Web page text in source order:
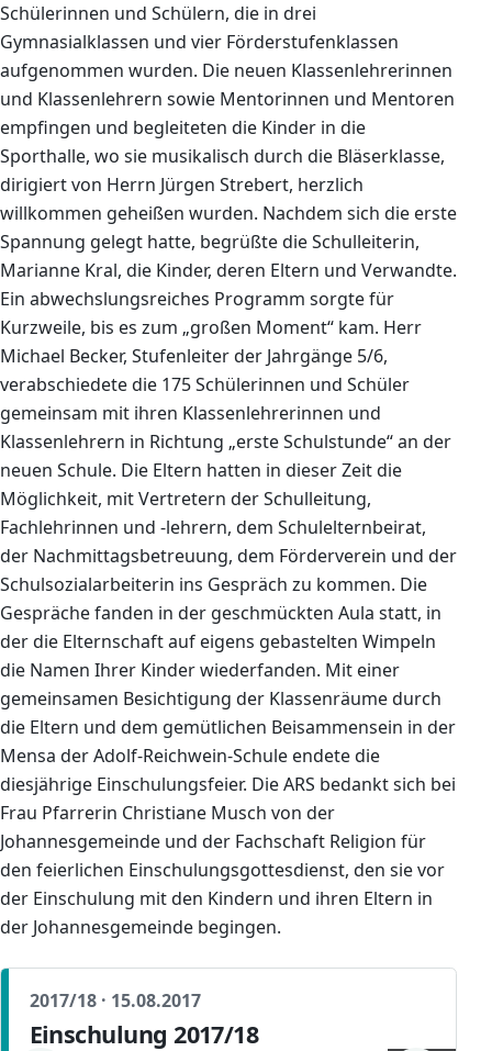
Schülerinnen und Schülern, die in drei
Gymnasialklassen und vier Förderstufenklassen
aufgenommen wurden. Die neuen Klassenlehrerinnen
und Klassenlehrern sowie Mentorinnen und Mentoren
empfingen und begleiteten die Kinder in die
Sporthalle, wo sie musikalisch durch die Bläserklasse,
dirigiert von Herrn Jürgen Strebert, herzlich
willkommen geheißen wurden. Nachdem sich die erste
Spannung gelegt hatte, begrüßte die Schulleiterin,
Marianne Kral, die Kinder, deren Eltern und Verwandte.
Ein abwechslungsreiches Programm sorgte für
Kurzweile, bis es zum „großen Moment“ kam. Herr
Michael Becker, Stufenleiter der Jahrgänge 5/6,
verabschiedete die 175 Schülerinnen und Schüler
gemeinsam mit ihren Klassenlehrerinnen und
Klassenlehrern in Richtung „erste Schulstunde“ an der
neuen Schule. Die Eltern hatten in dieser Zeit die
Möglichkeit, mit Vertretern der Schulleitung,
Fachlehrinnen und -lehrern, dem Schulelternbeirat,
der Nachmittagsbetreuung, dem Förderverein und der
Schulsozialarbeiterin ins Gespräch zu kommen. Die
Gespräche fanden in der geschmückten Aula statt, in
der die Elternschaft auf eigens gebastelten Wimpeln
die Namen Ihrer Kinder wiederfanden. Mit einer
gemeinsamen Besichtigung der Klassenräume durch
die Eltern und dem gemütlichen Beisammensein in der
Mensa der Adolf-Reichwein-Schule endete die
diesjährige Einschulungsfeier. Die ARS bedankt sich bei
Frau Pfarrerin Christiane Musch von der
Johannesgemeinde und der Fachschaft Religion für
den feierlichen Einschulungsgottesdienst, den sie vor
der Einschulung mit den Kindern und ihren Eltern in
der Johannesgemeinde begingen.
2017/18 · 15.08.2017
Einschulung 2017/18